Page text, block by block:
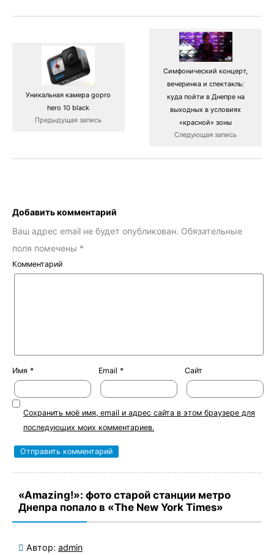
Уникальная камера gopro
hero 10 black
Предыдущая запись
Симфонический концерт,
вечеринка и спектакль:
куда пойти в Днепре на
выходных в условиях
«красной‎» зоны
Следующая запись
Добавить комментарий
Ваш адрес email не будет опубликован. Обязательные
поля помечены *
Комментарий
Имя * Email * Сайт
Сохранить моё имя, email и адрес сайта в этом браузере для
последующих моих комментариев.
«Amazing!»: фото старой станции метро
Днепра попало в «The New York Times»
Автор: admin